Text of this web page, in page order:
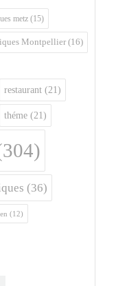
metz (15)
Montpellier (16)
restaurant (21)
théme (21)
(36)
(12)